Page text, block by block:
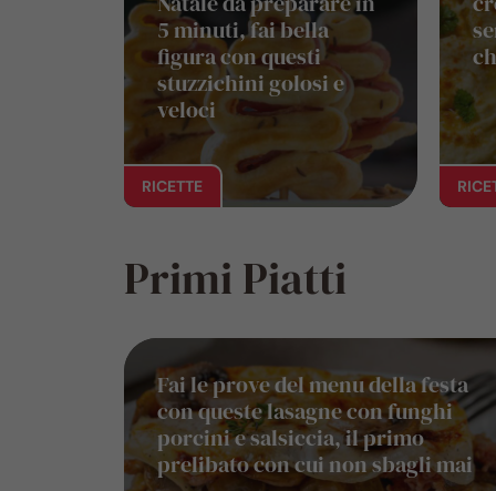
5 minuti, fai bella
figura con questi
stuzzichini golosi e
veloci
RICETTE
Primi Piatti
Fai le prove del menu della festa
con queste lasagne con funghi
porcini e salsiccia, il primo
prelibato con cui non sbagli mai